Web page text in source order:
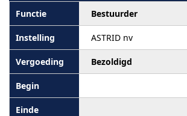
Bestuurder
ASTRID nv
Bezoldigd